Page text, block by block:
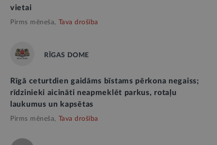
vietai
Pirms mēneša, Tava drošība
RĪGAS DOME
Rīgā ceturtdien gaidāms bīstams pērkona negaiss;
rīdzinieki aicināti neapmeklēt parkus, rotaļu
laukumus un kapsētas
Pirms mēneša, Tava drošība